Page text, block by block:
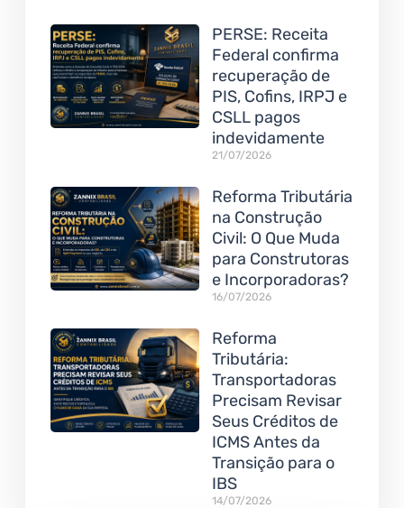
PERSE: Receita
Federal confirma
recuperação de
PIS, Cofins, IRPJ e
CSLL pagos
indevidamente
21/07/2026
Reforma Tributária
na Construção
Civil: O Que Muda
para Construtoras
e Incorporadoras?
16/07/2026
Reforma
Tributária:
Transportadoras
Precisam Revisar
Seus Créditos de
ICMS Antes da
Transição para o
IBS
14/07/2026